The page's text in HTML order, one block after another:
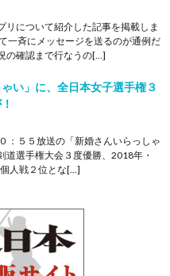
リについて紹介した記事を掲載しま
一斉にメッセージを送るのが通例だ
の確認まで行なうの[…]
ゃい」に、全日本女子選手権３
：５５放送の「新婚さんいらっしゃ
道選手権大会３度優勝、2018年・
人戦２位とな[…]